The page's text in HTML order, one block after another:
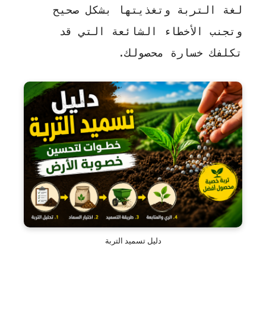
لغة التربة وتغذيتها بشكل صحيح
وتجنب الأخطاء الشائعة التي قد
تكلفك خسارة محصولك.
دليل تسميد التربة